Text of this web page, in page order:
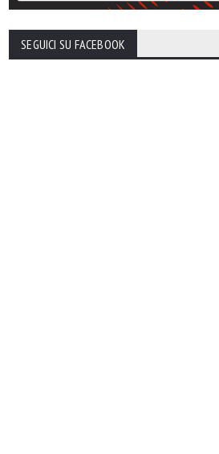
SEGUICI SU FACEBOOK